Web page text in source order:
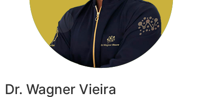
Dr. Wagner Vieira